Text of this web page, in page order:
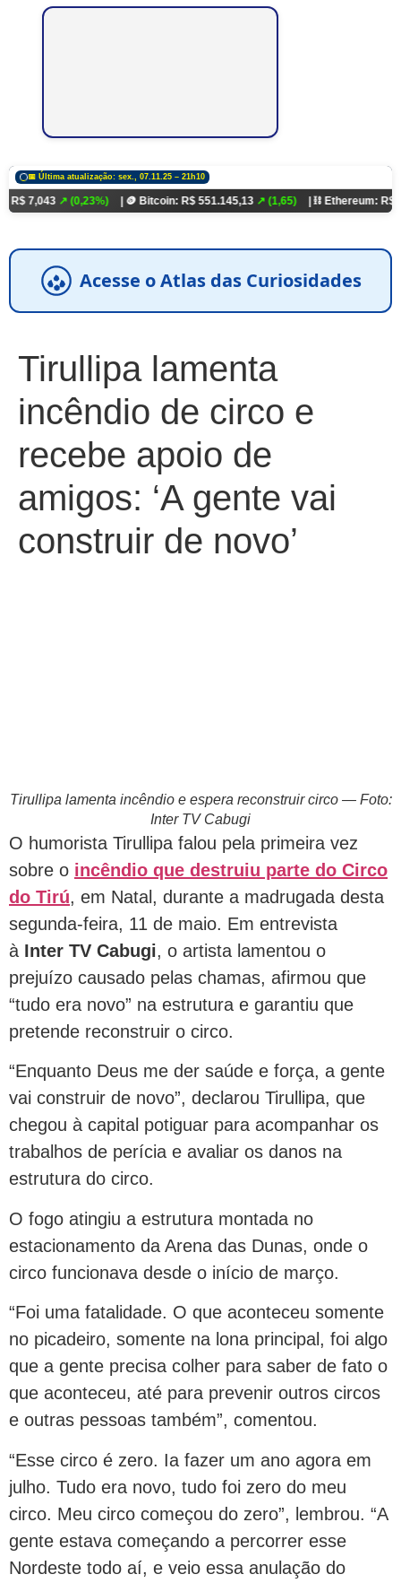
📅 Última atualização: sex., 07.11.25 – 21h10
↗ (0,23%) | 🪙 Bitcoin: R$ 551.145,13↗ (1,65) | ⛓️ Ethereum: R$ 18.321,93
Acesse o Atlas das Curiosidades
Tirullipa lamenta
incêndio de circo e
recebe apoio de
amigos: ‘A gente vai
construir de novo’
Tirullipa lamenta incêndio e espera reconstruir circo — Foto:
Inter TV Cabugi
O humorista Tirullipa falou pela primeira vez
sobre o incêndio que destruiu parte do Circo
do Tirú, em Natal, durante a madrugada desta
segunda-feira, 11 de maio. Em entrevista
à Inter TV Cabugi, o artista lamentou o
prejuízo causado pelas chamas, afirmou que
“tudo era novo” na estrutura e garantiu que
pretende reconstruir o circo.
“Enquanto Deus me der saúde e força, a gente
vai construir de novo”, declarou Tirullipa, que
chegou à capital potiguar para acompanhar os
trabalhos de perícia e avaliar os danos na
estrutura do circo.
O fogo atingiu a estrutura montada no
estacionamento da Arena das Dunas, onde o
circo funcionava desde o início de março.
“Foi uma fatalidade. O que aconteceu somente
no picadeiro, somente na lona principal, foi algo
que a gente precisa colher para saber de fato o
que aconteceu, até para prevenir outros circos
e outras pessoas também”, comentou.
“Esse circo é zero. Ia fazer um ano agora em
julho. Tudo era novo, tudo foi zero do meu
circo. Meu circo começou do zero”, lembrou. “A
gente estava começando a percorrer esse
Nordeste todo aí, e veio essa anulação do